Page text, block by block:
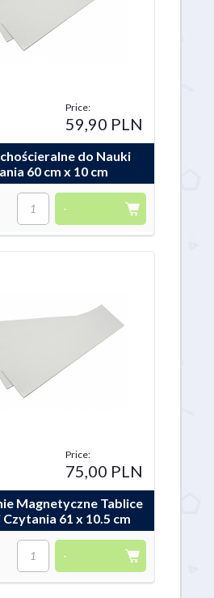
Price:
59,90 PLN
do Nauki
60 cm x 10 cm
-
Price:
75,00 PLN
Magnetyczne Tablice
61 x 10.5 cm
-